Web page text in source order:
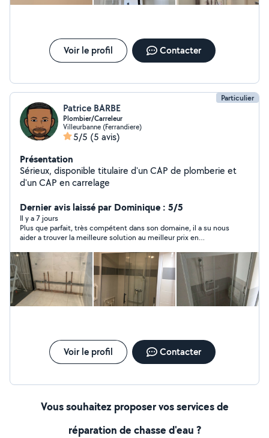
Voir le profil Contacter
Particulier
Patrice BARBE
Plombier/Carreleur
Villeurbanne (Ferrandiere)
5/5 (5 avis)
Présentation
Sérieux, disponible titulaire d'un CAP de plomberie et
d'un CAP en carrelage
Dernier avis laissé par Dominique : 5/5
Il y a 7 jours
Plus que parfait, très compétent dans son domaine, il a su nous
aider a trouver la meilleure solution au meilleur prix en
besoins. Réactif, sympathique, courtois, ponctuel, pédagogue
et respectueux. Contacte samedi soir, il est venu un dimanche
et a fait immédiatement le nouveau branchement de tuyau et
a posé un robinet extérieur. Très soigneux.excellent rapport
qualité prix.
Voir le profil Contacter
Vous souhaitez proposer vos services de
réparation de chasse d'eau ?